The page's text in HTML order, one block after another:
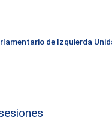
de Izquierda